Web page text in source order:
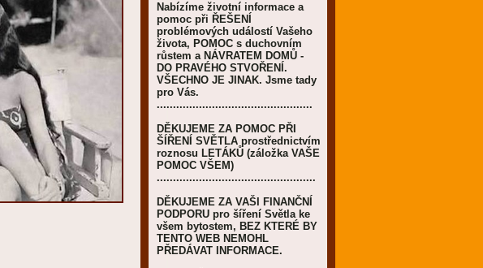
Nabízíme životní informace a
pomoc při ŘEŠENÍ
problémových událostí Vašeho
života, POMOC s duchovním
růstem a NÁVRATEM DOMŮ -
DO PRAVÉHO STVOŘENÍ.
VŠECHNO JE JINAK. Jsme tady
pro Vás.
................................................
DĚKUJEME ZA POMOC PŘI
ŠÍŘENÍ SVĚTLA prostřednictvím
roznosu LETÁKŮ (záložka VAŠE
POMOC VŠEM)
.................................................
DĚKUJEME ZA VAŠI FINANČNÍ
PODPORU pro šíření Světla ke
všem bytostem, BEZ KTERÉ BY
TENTO WEB NEMOHL
PŘEDÁVAT INFORMACE.